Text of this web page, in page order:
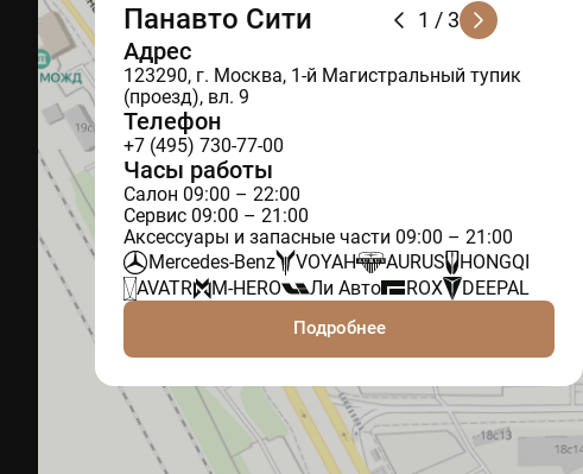
1 / 3
Панавто Сити
Адрес
123290, г. Москва, 1-й Магистральный тупик
(проезд), вл. 9
Телефон
+7 (495) 730-77-00
Часы работы
Салон 09:00 – 22:00
Сервис 09:00 – 21:00
Аксессуары и запасные части 09:00 – 21:00
Mercedes-Benz
VOYAH AURUS
HONGQI
AVATR
M-HERO Ли Авто ROX DEEPAL
Подробнее